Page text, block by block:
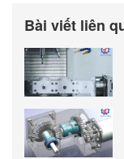
Bài viết liên